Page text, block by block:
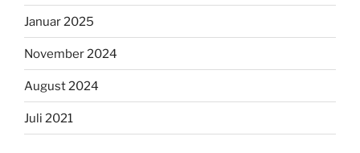
Januar 2025
November 2024
August 2024
Juli 2021